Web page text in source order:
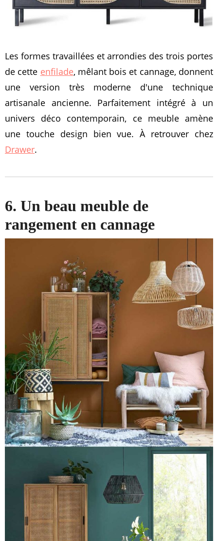
Les formes travaillées et arrondies des trois portes
de cette enfilade, mêlant bois et cannage, donnent
une version très moderne d'une technique
artisanale ancienne. Parfaitement intégré à un
univers déco contemporain, ce meuble amène
une touche design bien vue. À retrouver chez
Drawer.
6. Un beau meuble de
rangement en cannage